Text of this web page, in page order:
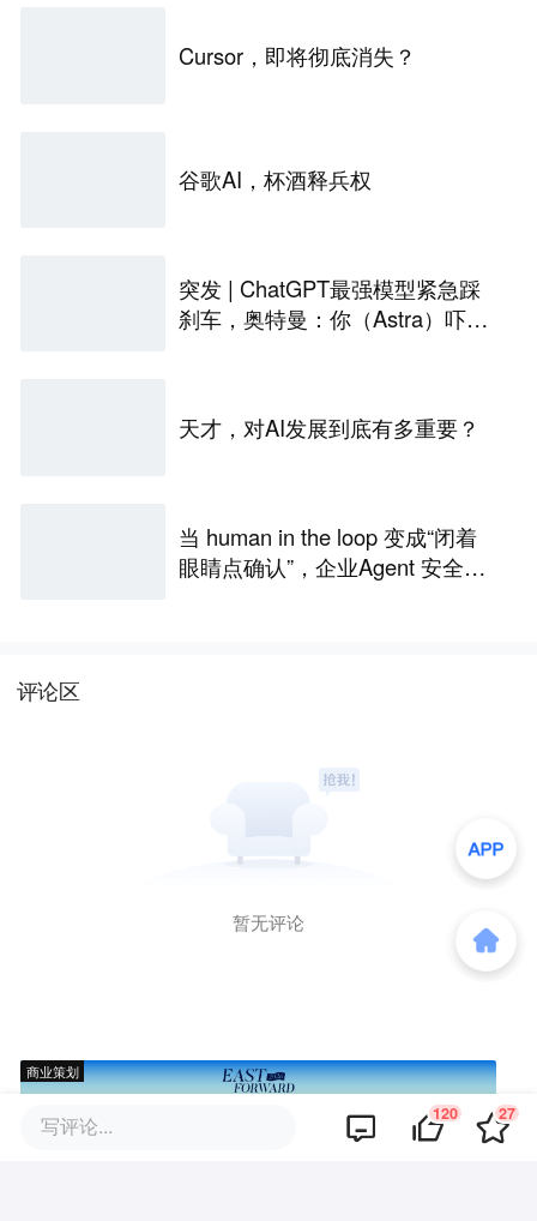
Cursor，即将彻底消失？
谷歌AI，杯酒释兵权
突发 | ChatGPT最强模型紧急踩
刹车，奥特曼：你（Astra）吓到
天才，对AI发展到底有多重要？
当 human in the loop 变成“闭着
眼睛点确认”，企业Agent 安全还
评论区
暂无评论
商业策划
写评论... 120 27